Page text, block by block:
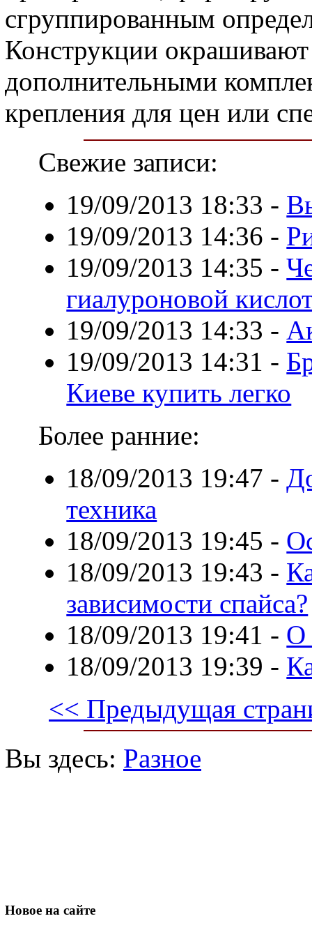
сгруппированным
Конструкции
дополнительными
крепления для цен или
Свежие записи:
19/09/2013 18:33 -
19/09/2013 14:36 -
19/09/2013 14:35 -
гиалуроновой
19/09/2013 14:33 -
19/09/2013 14:31 -
Киеве купить легко
Более ранние:
18/09/2013 19:47 -
техника
18/09/2013 19:45 -
18/09/2013 19:43 -
зависимости спайса?
18/09/2013 19:41 - О
18/09/2013 19:39 -
<< Предыдущая
Вы здесь: Разное
Новое на сайте